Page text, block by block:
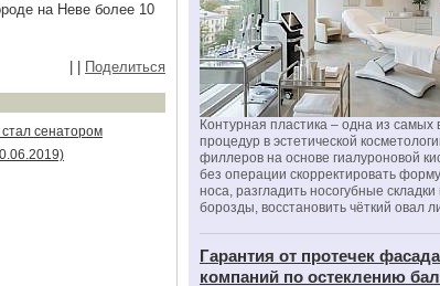
на Неве более 10
Поделиться
сенатором
Контурная пластика – одна из самых
процедур в эстетической
филлеров на основе гиалуроновой
без операции скорректировать
носа, разгладить носогубные
борозды, восстановить чёткий овал
Гарантия от протечек
компаний по остеклению